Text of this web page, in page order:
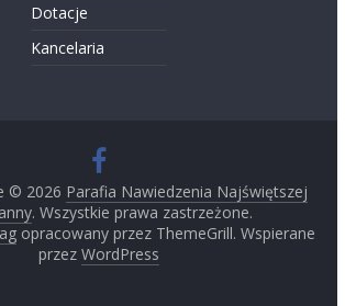
Dotacje
Kancelaria
© 2026 Parafia Nawiedzenia Najświętszej
. Wszystkie prawa zastrzeżone.
opracowany przez ThemeGrill. Wspierane
przez WordPress